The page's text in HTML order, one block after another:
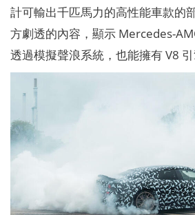
計可輸出千匹馬力的高性能車款的
方劇透的內容，顯示 Mercedes-
透過模擬聲浪系統，也能擁有 V8 引